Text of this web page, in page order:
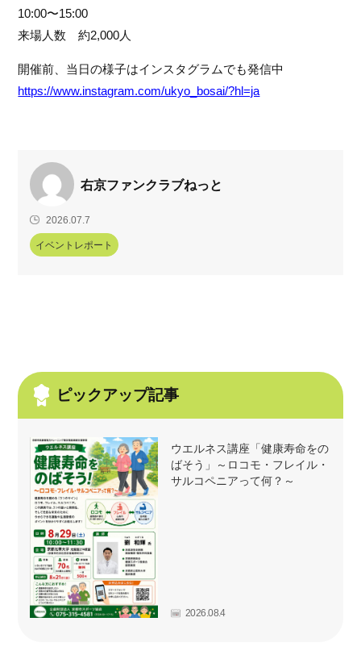
10:00〜15:00
来場人数　約2,000人
開催前、当日の様子はインスタグラムでも発信中
https://www.instagram.com/ukyo_bosai/?hl=ja
右京ファンクラブねっと
2026.07.7
イベントレポート
ピックアップ記事
ウエルネス講座「健康寿命をの
ばそう」～ロコモ・フレイル・
サルコペニアって何？～
2026.08.4